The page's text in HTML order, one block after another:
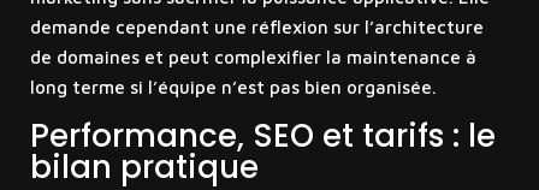
demande cependant une réflexion sur l’architecture
de domaines et peut complexifier la maintenance à
long terme si l’équipe n’est pas bien organisée.
Performance, SEO et tarifs : le
bilan pratique